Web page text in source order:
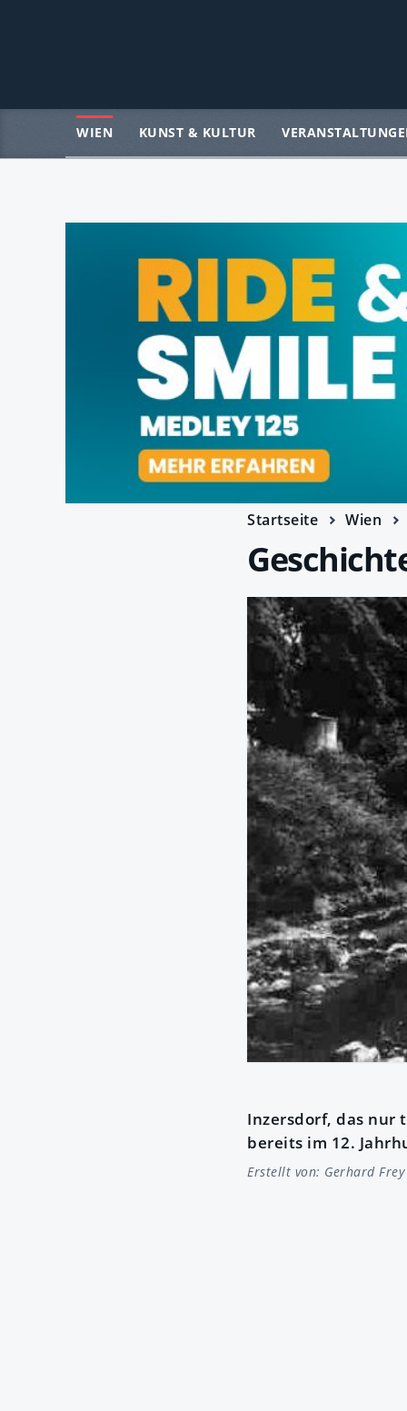
WIEN KUNST & KULTUR
Startseite Wien
Inzersdorf, das nur
bereits im 12.
Erstellt von: Gerhard Frey